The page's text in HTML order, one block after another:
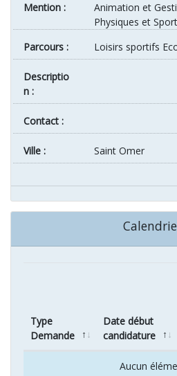
Mention :
Animation et
Physiques et
Parcours :
Loisirs sportifs
Descriptio
n :
Contact :
ville : Saint Omer
Type
Demande
Date début
candidature
Aucun